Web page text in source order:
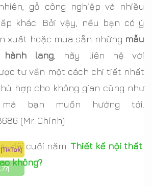
gỗ công nghiệp và nhiều
khác. Bởi vậy, nếu bạn có ý
xuất hoặc mua sẵn những mẫu
lang , hãy liên hệ với
tư vấn một cách chi tiết nhất
hợp cho không gian cũng như
bạn muốn hướng tới.
(Mr. Chính)
đãi cuối năm: Thiết kế nội thất
không?
[TikTok]